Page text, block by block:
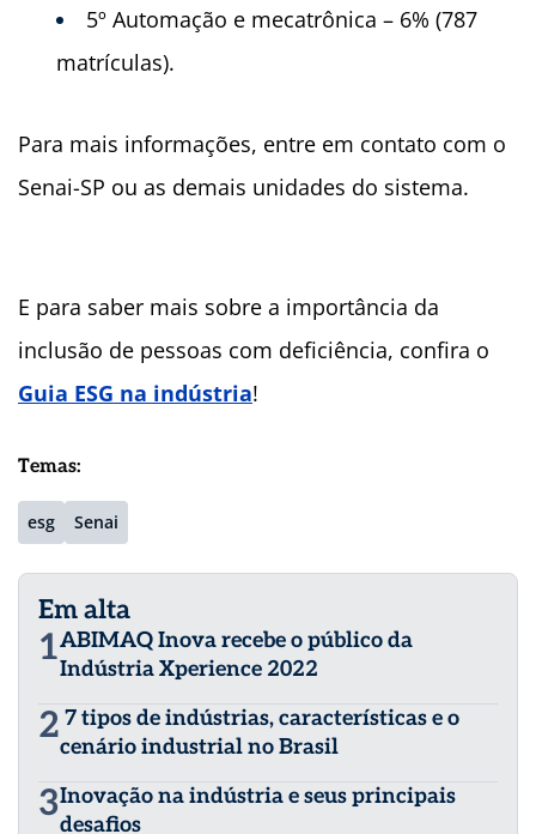
5º Automação e mecatrônica – 6% (787
matrículas).
Para mais informações, entre em contato com o
Senai-SP ou as demais unidades do sistema.
E para saber mais sobre a importância da
inclusão de pessoas com deficiência, confira o
Guia ESG na indústria!
Temas:
esg Senai
Em alta
1ABIMAQ Inova recebe o público da
Indústria Xperience 2022
2 7 tipos de indústrias, características e o
cenário industrial no Brasil
3Inovação na indústria e seus principais
desafios